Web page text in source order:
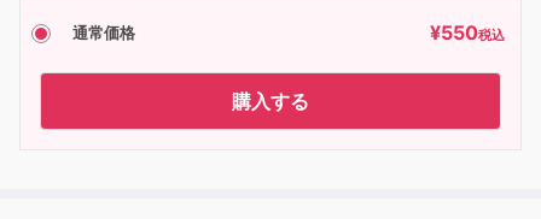
通常価格 ¥550税込
購入する